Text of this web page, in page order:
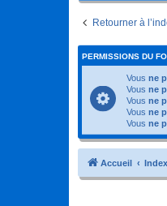
Retourner à
PERMISSIONS DU
Vous ne
Vous ne
Vous ne
Vous ne
Vous ne
Accueil